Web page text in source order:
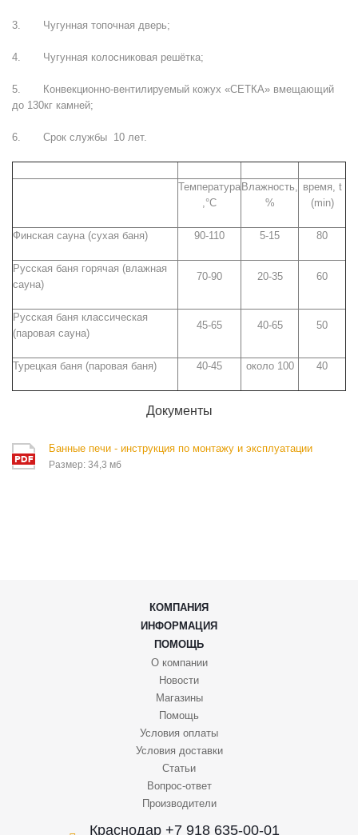
3. Чугунная топочная дверь;
4. Чугунная колосниковая решётка;
5. Конвекционно-вентилируемый кожух «СЕТКА» вмещающий
до 130кг камней;
6. Срок службы 10 лет.
Температура
,°С
Влажность,
%
время, t
(min)
Финская сауна (сухая баня) 90-110 5-15 80
Русская баня горячая (влажная
сауна)
70-90 20-35 60
Русская баня классическая
(паровая сауна)
45-65 40-65 50
Турецкая баня (паровая баня) 40-45 около 100 40
Документы
Банные печи - инструкция по монтажу и эксплуатации
Размер: 34,3 мб
КОМПАНИЯ
ИНФОРМАЦИЯ
ПОМОЩЬ
О компании
Новости
Магазины
Помощь
Условия оплаты
Условия доставки
Статьи
Вопрос-ответ
Производители
Краснодар +7 918 635-00-01